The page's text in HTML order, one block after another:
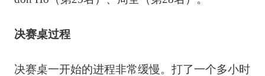
决赛桌过程
决赛桌一开始的进程非常缓慢。打了一个多小时